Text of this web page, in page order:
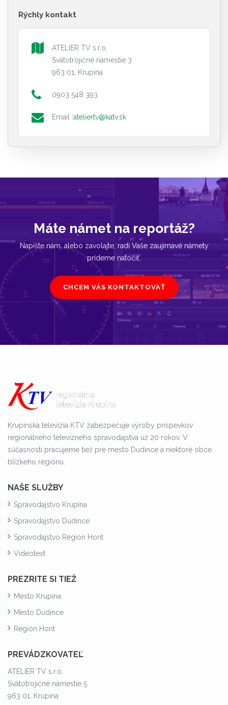
Rýchly kontakt
ATELIER TV s.r.o,
Svätotrojičné námestie 3
963 01, Krupina
0903 548 393
Email :ateliertv@katv.sk
Máte námet na reportáž?
Napíšte nám, alebo zavolajte, radi Vaše zaujímavé námety
prídeme natočiť.
CHCEM VÁS KONTAKTOVAŤ
Krupinská televízia KTV zabezpečuje výroby príspevkov
regionálneho televízneho spravodajstva už 20 rokov. V
súčasnosti pracujeme tiež pre mesto Dudince a niektoré obce
blízkeho regiónu.
NAŠE SLUŽBY
Spravodajstvo Krupina
Spravodajstvo Dudince
Spravodajstvo Región Hont
Videotext
PREZRITE SI TIEŽ
Mesto Krupina
Mesto Dudince
Región Hont
PREVÁDZKOVATEĽ
ATELIER TV s.r.o.
Svätotrojičné námestie 5
963 01, Krupina